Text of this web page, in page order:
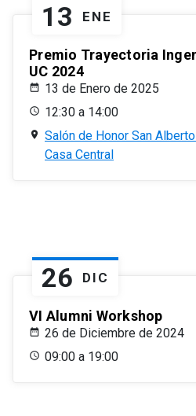
13 ENE
Premio Trayectoria
UC 2024
13 de Enero de 2025
12:30 a 14:00
Salón de Honor San
Casa Central
26 DIC
VI Alumni Workshop
26 de Diciembre de 2024
09:00 a 19:00